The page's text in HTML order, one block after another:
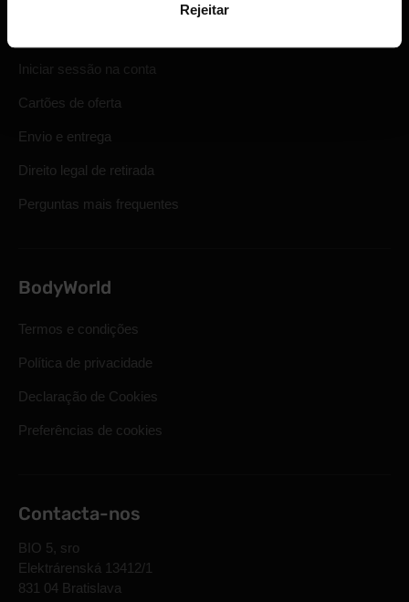
Rejeitar
Iniciar sessão na conta
Cartões de oferta
Envio e entrega
Direito legal de retirada
Perguntas mais frequentes
BodyWorld
Termos e condições
Política de privacidade
Declaração de Cookies
Preferências de cookies
Contacta-nos
BIO 5, sro
Elektrárenská 13412/1
831 04 Bratislava